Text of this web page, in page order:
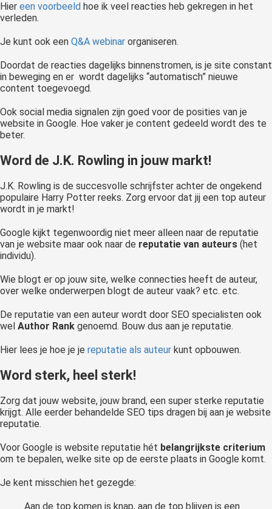
Hier een voorbeeld hoe ik veel reacties heb gekregen in het
verleden.
Je kunt ook een Q&A webinar organiseren.
Doordat de reacties dagelijks binnenstromen, is je site constant
in beweging en er wordt dagelijks “automatisch” nieuwe
content toegevoegd.
Ook social media signalen zijn goed voor de posities van je
website in Google. Hoe vaker je content gedeeld wordt des te
beter.
Word de J.K. Rowling in jouw markt!
J.K. Rowling is de succesvolle schrijfster achter de ongekend
populaire Harry Potter reeks. Zorg ervoor dat jij een top auteur
wordt in je markt!
Google kijkt tegenwoordig niet meer alleen naar de reputatie
van je website maar ook naar de reputatie van auteurs (het
individu).
Wie blogt er op jouw site, welke connecties heeft de auteur,
over welke onderwerpen blogt de auteur vaak? etc. etc.
De reputatie van een auteur wordt door SEO specialisten ook
wel Author Rank genoemd. Bouw dus aan je reputatie.
Hier lees je hoe je je reputatie als auteur kunt opbouwen.
Word sterk, heel sterk!
Zorg dat jouw website, jouw brand, een super sterke reputatie
krijgt. Alle eerder behandelde SEO tips dragen bij aan je website
reputatie.
Voor Google is website reputatie hét belangrijkste criterium
om te bepalen, welke site op de eerste plaats in Google komt.
Je kent misschien het gezegde:
Aan de top komen is knap, aan de top blijven is een